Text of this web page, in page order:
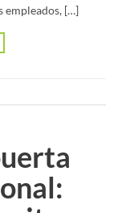
empleados, […]